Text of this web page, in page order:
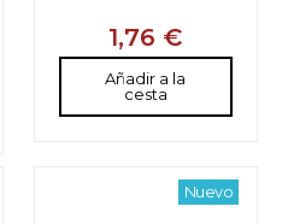
1,76 €
Añadir a la
cesta
Nuevo